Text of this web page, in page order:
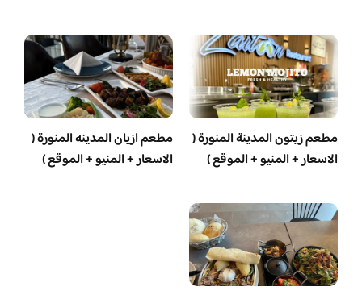
مطعم زيتون المدينة المنورة (
الاسعار + المنيو + الموقع )
مطعم ازيان المدينه المنورة (
الاسعار + المنيو + الموقع )